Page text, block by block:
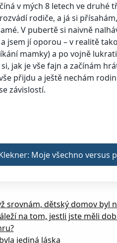
v mých 8 letech ve druhé
rodiče, a já si
V pubertě si naivně
jsem jí oporou – v realitě
mamky) a po vojně
jak je vše fajn a začínám
přijdu a ještě nechám
závislostí.
Moje všechno versus
srovnám, dětský domov byl
na tom, jestli jste měli
jediná láska